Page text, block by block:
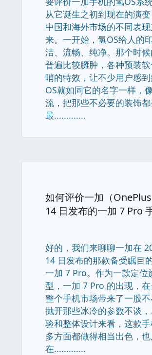
从它诞生之初到现在的演
中国和海外市场的不同表
来。一开始，氢OS给人的
洁、流畅、纯净。那个时
普遍比较臃肿，各种预装
哨的特效，让不少用户感
OS就如同它的名字一样，
流，把那些不必要的装饰
最.............
如何评价一加（
14 日发布的一加 7 Pro
好的，我们来聊聊一加在
14 日发布的那款备受瞩
一加 7 Pro。作为一款定位
型，一加 7 Pro 的出现，
整个手机市场带来了一股不
抛开那些冰冷的参数不谈
验和整体设计来看，这款
多方面都做得相当出色，
在.............